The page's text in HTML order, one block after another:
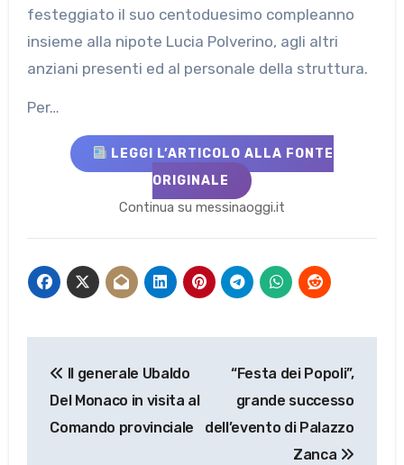
festeggiato il suo centoduesimo compleanno
insieme alla nipote Lucia Polverino, agli altri
anziani presenti ed al personale della struttura.
Per…
LEGGI L’ARTICOLO ALLA FONTE
ORIGINALE
Continua su messinaoggi.it
articoli
Il generale Ubaldo
Del Monaco in visita al
Comando provinciale
“Festa dei Popoli”,
grande successo
dell’evento di Palazzo
Zanca